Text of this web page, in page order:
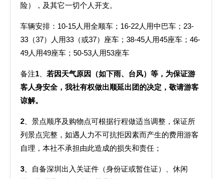
险），及其它一切个人开支。
车辆安排：10-15人用全顺车；16-22人用中巴车；23-
33（37）人用33（或37）座车；38-45人用45座车；46-
49人用49座车；50-53人用53座车
备注1
若因天气原因（如下雨、台风）等，为保证游
客人身安全，我社有权做出顺延出团的决定，敬请游客
谅解。
2 、景点顺序及购物点可根据行程做适当调整，保证所
列景点完整，如遇人力不可抗拒因素而产生的费用游客
自理，本社不承担由此造成的损失和责任；
3 、自备深圳出入关证件（身份证或暂住证）、休闲